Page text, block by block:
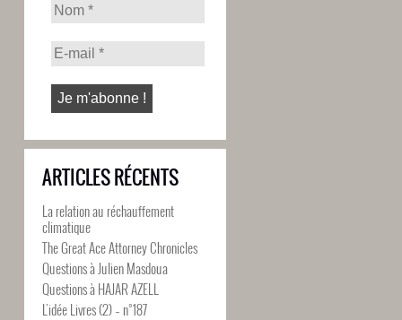
ARTICLES RÉCENTS
La relation au réchauffement
climatique
The Great Ace Attorney Chronicles
Questions à Julien Masdoua
Questions à HAJAR AZELL
L’idée Livres (2) – n°187